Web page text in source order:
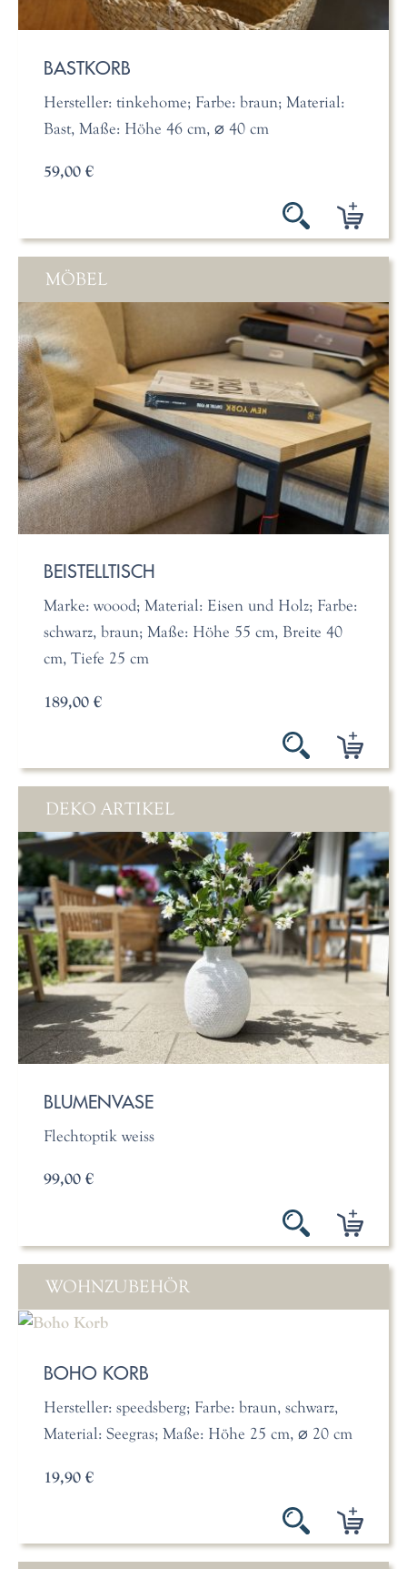
BASTKORB
Hersteller: tinkehome; Farbe: braun; Material:
Bast, Maße: Höhe 46 cm, ⌀ 40 cm
59,00 €
MÖBEL
BEISTELLTISCH
Marke: woood; Material: Eisen und Holz; Farbe:
schwarz, braun; Maße: Höhe 55 cm, Breite 40
cm, Tiefe 25 cm
189,00 €
DEKO ARTIKEL
BLUMENVASE
Flechtoptik weiss
99,00 €
WOHNZUBEHÖR
BOHO KORB
Hersteller: speedsberg; Farbe: braun, schwarz,
Material: Seegras; Maße: Höhe 25 cm, ⌀ 20 cm
19,90 €